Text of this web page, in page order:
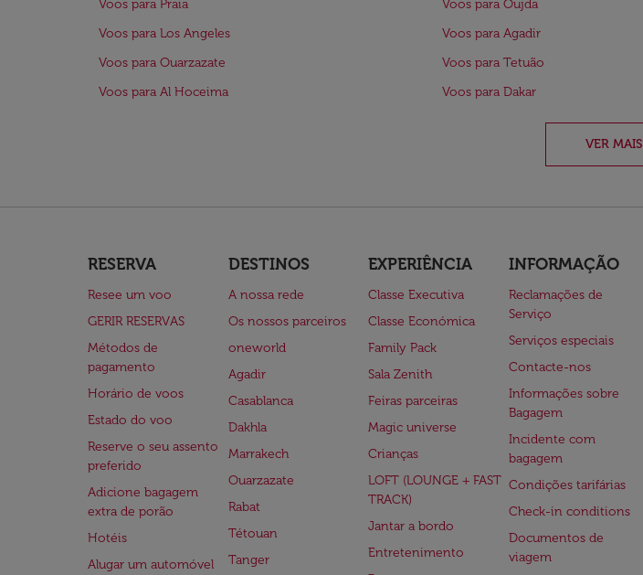
Voos para Praia
Voos para Oujda
Voos para Los Angeles
Voos para Agadir
Voos para Ouarzazate
Voos para Tetuão
Voos para Al Hoceima
Voos para Dakar
VER MAIS
RESERVA
Resee um voo
GERIR RESERVAS
Métodos de
pagamento
Horário de voos
Estado do voo
Reserve o seu assento
preferido
Adicione bagagem
extra de porão
Hotéis
Alugar um automóvel
DESTINOS
A nossa rede
Os nossos parceiros
oneworld
Agadir
Casablanca
Dakhla
Marrakech
Ouarzazate
Rabat
Tétouan
Tanger
EXPERIÊNCIA
Classe Executiva
Classe Económica
Family Pack
Sala Zenith
Feiras parceiras
Magic universe
Crianças
LOFT (LOUNGE + FAST
TRACK)
Jantar a bordo
Entretenimento
INFORMAÇÃO
Reclamações de
Serviço
Serviços especiais
Contacte-nos
Informações sobre
Bagagem
Incidente com
bagagem
Condições tarifárias
Check-in conditions
Documentos de
viagem